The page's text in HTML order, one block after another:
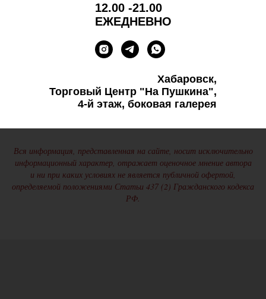
12.00 -21.00
ЕЖЕДНЕВНО
Хабаровск,
Торговый Центр "На Пушкина",
4-й этаж, боковая галерея
Вся информация, представленная на сайте, носит исключительно
информационный характер, отражает оценочное мнение автора
и ни при каких условиях не является публичной офертой,
определяемой положениями Статьи 437 (2) Гражданского кодекса
РФ.